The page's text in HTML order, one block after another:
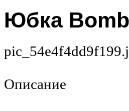
Юбка
Описание